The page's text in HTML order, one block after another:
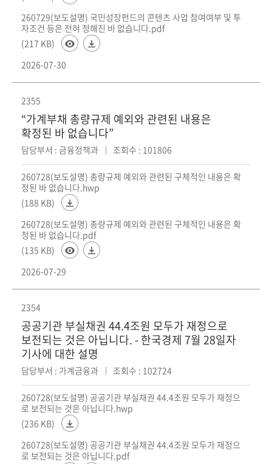
260729(보도설명) 국민성장펀드의 콘텐츠 사업 참여여부 및 투
자조건 등은 전혀 정해진 바 없습니다.pdf
(217 KB)
2026-07-30
2355
“가계부채 총량규제 예외와 관련된 내용은
확정된 바 없습니다”
담당부서 : 금융정책과 조회수 : 101806
260728(보도설명) 총량규제 예외와 관련된 구체적인 내용은 확
정된 바 없습니다.hwp
(188 KB)
260728(보도설명) 총량규제 예외와 관련된 구체적인 내용은 확
정된 바 없습니다.pdf
(135 KB)
2026-07-29
2354
공공기관 부실채권 44.4조원 모두가 재정으로
보전되는 것은 아닙니다. - 한국경제 7월 28일자
기사에 대한 설명
담당부서 : 가계금융과 조회수 : 102724
260728(보도설명) 공공기관 부실채권 44.4조원 모두가 재정으
로 보전되는 것은 아닙니다.hwp
(236 KB)
260728(보도설명) 공공기관 부실채권 44.4조원 모두가 재정으
로 보전되는 것은 아닙니다.pdf